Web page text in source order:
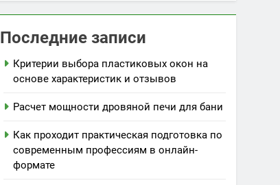
Последние записи
Критерии выбора пластиковых окон на
основе характеристик и отзывов
Расчет мощности дровяной печи для бани
Как проходит практическая подготовка по
современным профессиям в онлайн-
формате